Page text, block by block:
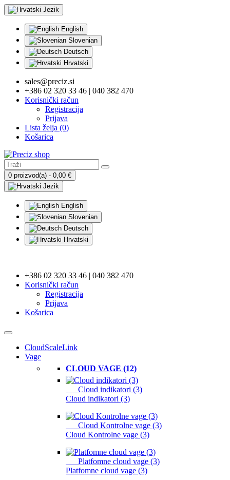
Jezik
English
Slovenian
Deutsch
Hrvatski
sales@preciz.si
+386 02 320 33 46 | 040 382 470
Korisnički račun
Registracija
Prijava
Lista želja (0)
Košarica
0 proizvod(a) - 0,00 €
Jezik
English
Slovenian
Deutsch
Hrvatski
+386 02 320 33 46 | 040 382 470
Korisnički račun
Registracija
Prijava
Košarica
CloudScaleLink
Vage
CLOUD VAGE (12)
Cloud indikatori (3)
Cloud indikatori (3)
Cloud Kontrolne vage (3)
Cloud Kontrolne vage (3)
Platfomne cloud vage (3)
Platfomne cloud vage (3)